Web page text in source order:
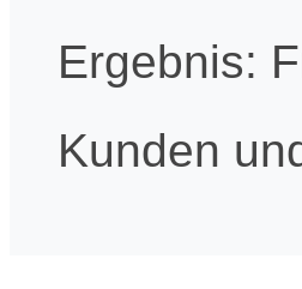
Ergebnis:
Kunden